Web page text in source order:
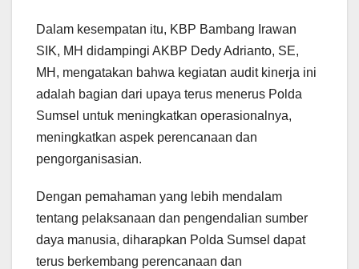
Dalam kesempatan itu, KBP Bambang Irawan
SIK, MH didampingi AKBP Dedy Adrianto, SE,
MH, mengatakan bahwa kegiatan audit kinerja ini
adalah bagian dari upaya terus menerus Polda
Sumsel untuk meningkatkan operasionalnya,
meningkatkan aspek perencanaan dan
pengorganisasian.
Dengan pemahaman yang lebih mendalam
tentang pelaksanaan dan pengendalian sumber
daya manusia, diharapkan Polda Sumsel dapat
terus berkembang perencanaan dan